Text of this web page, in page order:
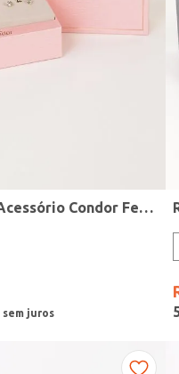
Kit Relógio + Acessório Condor Feminino DOURADO